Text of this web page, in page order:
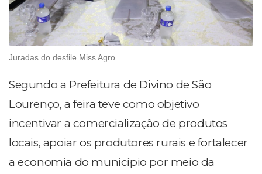
Juradas do desfile Miss Agro
Segundo a Prefeitura de Divino de São
Lourenço, a feira teve como objetivo
incentivar a comercialização de produtos
locais, apoiar os produtores rurais e fortalecer
a economia do município por meio da